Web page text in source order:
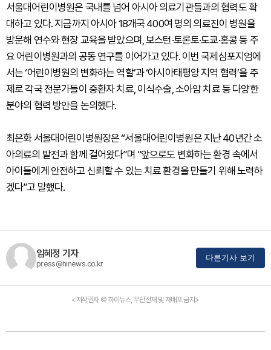
서울대어린이병원은 국내를 넘어 아시아 의료기관들과의 협력도 확
대하고 있다. 지금까지 아시아 18개국 400여 명의 의료진이 병원을
방문해 연수와 현장 교육을 받았으며, 보스턴·토론토·도쿄·홍콩 등 주
요 어린이병원과의 공동 연구를 이어가고 있다. 이번 국제심포지엄에
서는 ‘어린이병원의 변화하는 역할’과 ‘아시아태평양 지역 협력’을 주
제로 각국 전문가들이 중환자 치료, 이식수술, 소아암 치료 등 다양한
분야의 협력 방안을 논의했다.
최은화 서울대어린이병원장은 “서울대어린이병원은 지난 40년간 소
아의료의 발전과 함께 걸어왔다”며 “앞으로도 변화하는 환경 속에서
아이들에게 안전하고 신뢰할 수 있는 치료 환경을 만들기 위해 노력하
겠다”고 말했다.
임혜정 기자
press@hinews.co.kr
다른기사 보기
<저작권자 © 하이뉴스, 무단전재 및 재배포 금지>